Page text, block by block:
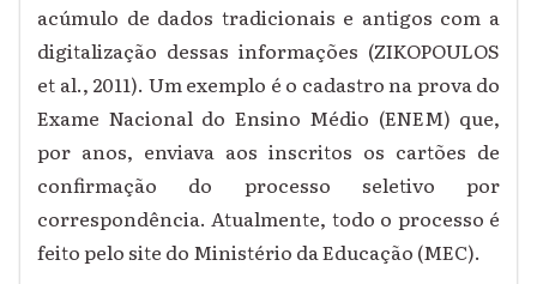
acúmulo de dados tradicionais e antigos com a
digitalização dessas informações (ZIKOPOULOS
et al., 2011). Um exemplo é o cadastro na prova do
Exame Nacional do Ensino Médio (ENEM) que,
por anos, enviava aos inscritos os cartões de
confirmação do processo seletivo por
correspondência. Atualmente, todo o processo é
feito pelo site do Ministério da Educação (MEC).